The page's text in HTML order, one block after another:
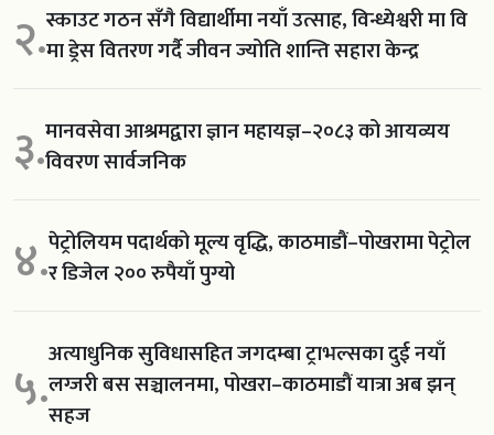
२.स्काउट गठन सँगै विद्यार्थीमा नयाँ उत्साह, विन्ध्येश्वरी मा वि
मा ड्रेस वितरण गर्दै जीवन ज्योति शान्ति सहारा केन्द्र
३.मानवसेवा आश्रमद्वारा ज्ञान महायज्ञ–२०८३ को आयव्यय
विवरण सार्वजनिक
४.पेट्रोलियम पदार्थको मूल्य वृद्धि, काठमाडौं–पोखरामा पेट्रोल
र डिजेल २०० रुपैयाँ पुग्यो
५.अत्याधुनिक सुविधासहित जगदम्बा ट्राभल्सका दुई नयाँ
लग्जरी बस सञ्चालनमा, पोखरा–काठमाडौं यात्रा अब झन्
सहज